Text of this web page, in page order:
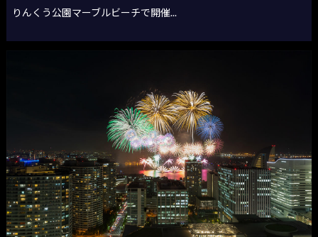
りんくう公園マーブルビーチで開催...